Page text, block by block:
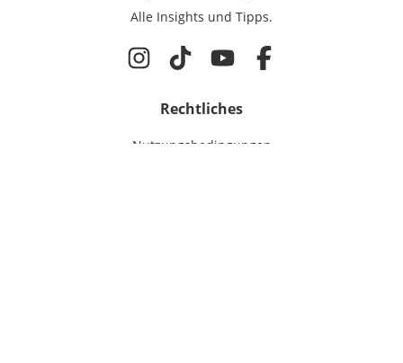
Alle Insights und Tipps.
Rechtliches
Nutzungsbedingungen